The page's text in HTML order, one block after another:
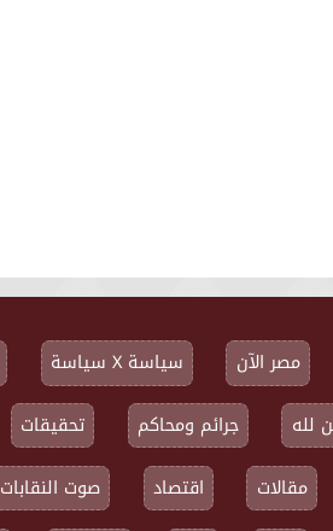
مصر الآن سياسة X سياسة
لله جرائم ومحاكم تحقيقات
مقالات اقتصاد صوت النقابات